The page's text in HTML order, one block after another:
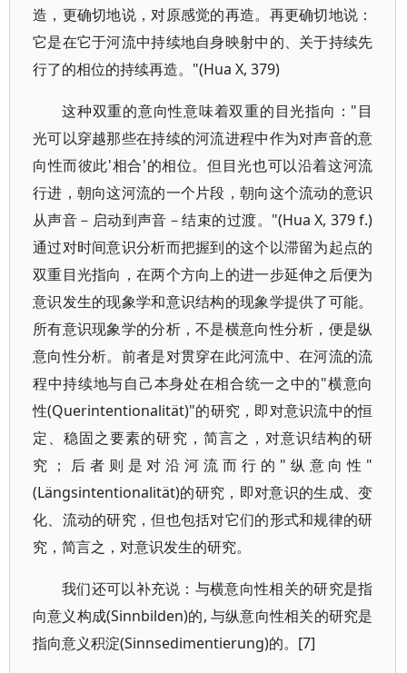
造，更确切地说，对原感觉的再造。再更确切地说：
它是在它于河流中持续地自身映射中的、关于持续先
行了的相位的持续再造。"(Hua X, 379)
这种双重的意向性意味着双重的目光指向："目
光可以穿越那些在持续的河流进程中作为对声音的意
向性而彼此'相合'的相位。但目光也可以沿着这河流
行进，朝向这河流的一个片段，朝向这个流动的意识
从声音－启动到声音－结束的过渡。"(Hua X, 379 f.)
通过对时间意识分析而把握到的这个以滞留为起点的
双重目光指向，在两个方向上的进一步延伸之后便为
意识发生的现象学和意识结构的现象学提供了可能。
所有意识现象学的分析，不是横意向性分析，便是纵
意向性分析。前者是对贯穿在此河流中、在河流的流
程中持续地与自己本身处在相合统一之中的"横意向
性(Querintentionalität)"的研究，即对意识流中的恒
定、稳固之要素的研究，简言之，对意识结构的研
究；后者则是对沿河流而行的"纵意向性"
(Längsintentionalität)的研究，即对意识的生成、变
化、流动的研究，但也包括对它们的形式和规律的研
究，简言之，对意识发生的研究。
我们还可以补充说：与横意向性相关的研究是指
向意义构成(Sinnbilden)的, 与纵意向性相关的研究是
指向意义积淀(Sinnsedimentierung)的。[7]